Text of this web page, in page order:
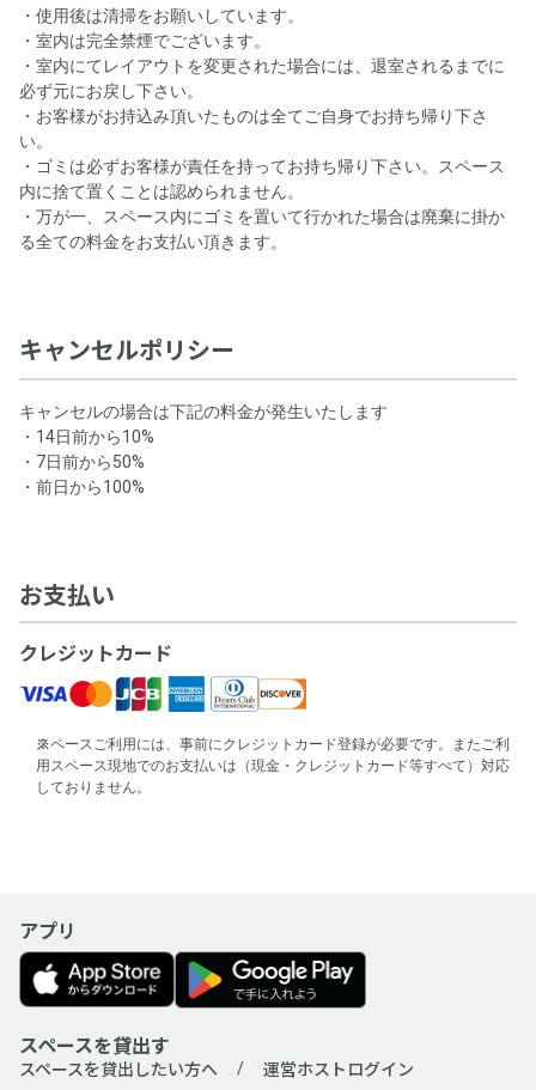
・使用後は清掃をお願いしています。
・室内は完全禁煙でございます。
・室内にてレイアウトを変更された場合には、退室されるまでに
必ず元にお戻し下さい。
・お客様がお持込み頂いたものは全てご自身でお持ち帰り下さ
い。
・ゴミは必ずお客様が責任を持ってお持ち帰り下さい。スペース
内に捨て置くことは認められません。
・万が一、スペース内にゴミを置いて行かれた場合は廃棄に掛か
る全ての料金をお支払い頂きます。
キャンセルポリシー
キャンセルの場合は下記の料金が発生いたします
・14日前から10%
・7日前から50%
・前日から100%
お支払い
クレジットカード
スペースご利用には、事前にクレジットカード登録が必要です。またご利
用スペース現地でのお支払いは（現金・クレジットカード等すべて）対応
しておりません。
アプリ
スペースを貸出す
スペースを貸出したい方へ 運営ホストログイン